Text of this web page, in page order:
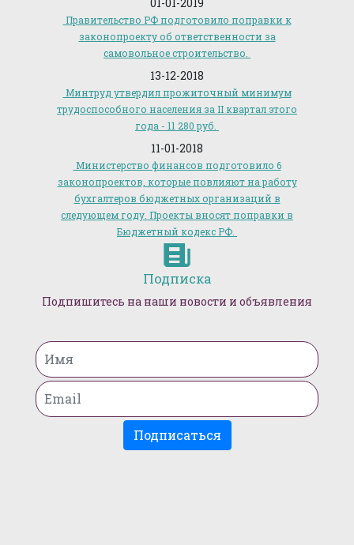
Правительство РФ подготовило поправки к
законопроекту об ответственности за
самовольное строительство.
13-12-2018
Минтруд утвердил прожиточный минимум
трудоспособного населения за II квартал этого
года - 11 280 руб.
11-01-2018
Министерство финансов подготовило 6
законопроектов, которые повлияют на работу
бухгалтеров бюджетных организаций в
следующем году. Проекты вносят поправки в
Бюджетный кодекс РФ.
Подписка
Подпишитесь на наши новости и объявления
Подписаться